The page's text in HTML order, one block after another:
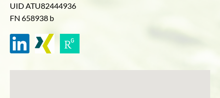
UID ATU82444936
FN 658938 b